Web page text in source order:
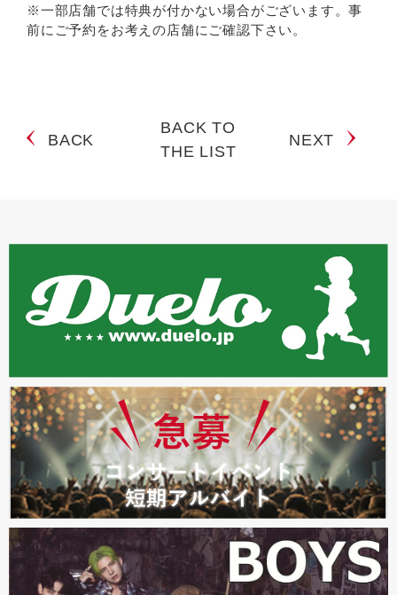
※一部店舗では特典が付かない場合がございます。事
前にご予約をお考えの店舗にご確認下さい。
BACK
BACK TO
THE LIST
NEXT